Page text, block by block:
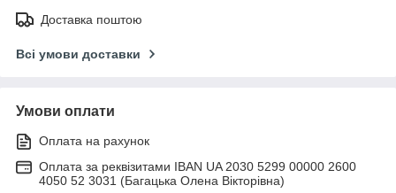
Доставка поштою
Всі умови доставки
Умови оплати
Оплата на рахунок
Оплата за реквізитами IBAN UA 2030 5299 00000 2600
4050 52 3031 (Багацька Олена Вікторівна)